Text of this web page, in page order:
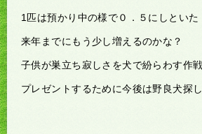
1匹は預かり中の様で０．５にしといた
来年までにもう少し増えるのかな？
子供が巣立ち寂しさを犬で紛らわす作
プレゼントするために今後は野良犬探